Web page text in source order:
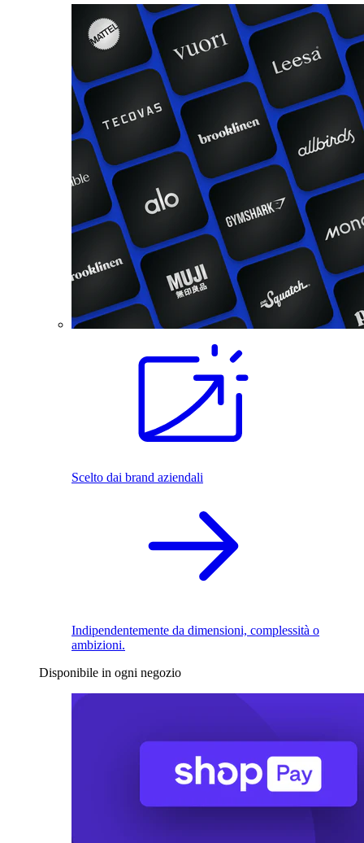
Scelto dai brand aziendali
Indipendentemente da dimensioni, complessità o
ambizioni.
Disponibile in ogni negozio